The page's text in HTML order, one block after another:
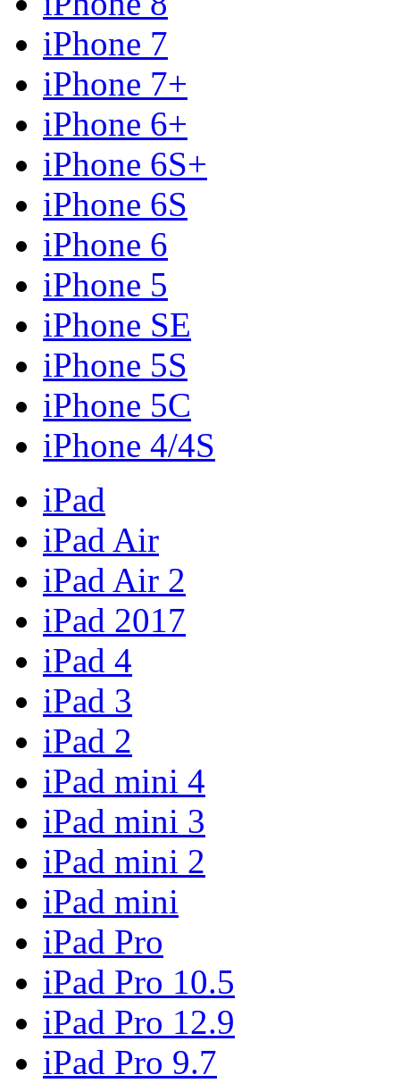
iPhone 7
iPhone 7+
iPhone 6+
iPhone 6S+
iPhone 6S
iPhone 6
iPhone 5
iPhone SE
iPhone 5S
iPhone 5C
iPhone 4/4S
iPad
iPad Air
iPad Air 2
iPad 2017
iPad 4
iPad 3
iPad 2
iPad mini 4
iPad mini 3
iPad mini 2
iPad mini
iPad Pro
iPad Pro 10.5
iPad Pro 12.9
iPad Pro 9.7